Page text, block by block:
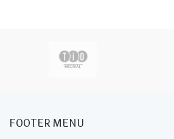
FOOTER MENU